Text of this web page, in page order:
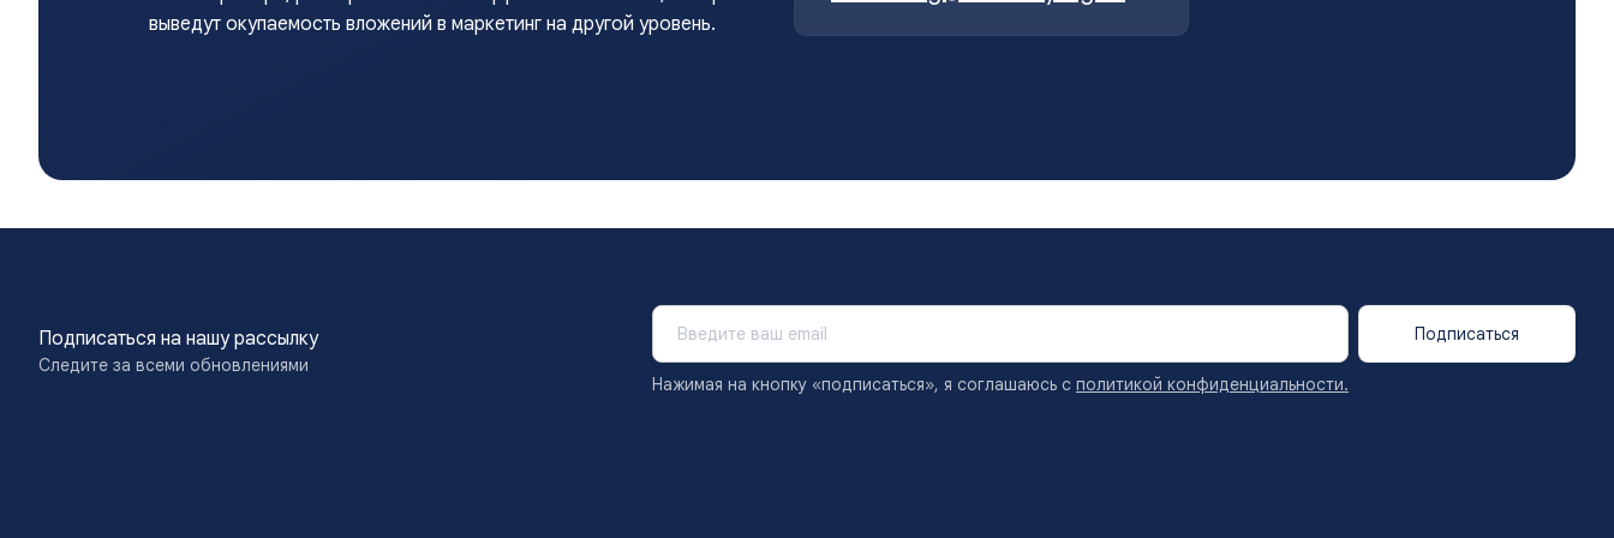
выведут окупаемость вложений в маркетинг на другой уровень.
Подписаться на нашу рассылку
Следите за всеми обновлениями
Подписаться
Нажимая на кнопку «подписаться», я соглашаюсь с политикой конфиденциальности.